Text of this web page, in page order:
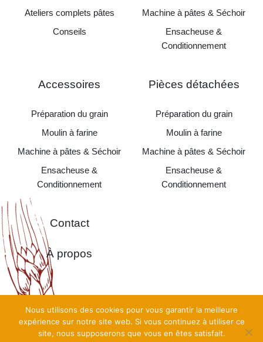
Ateliers complets pâtes
Conseils
Machine à pâtes & Séchoir
Ensacheuse &
Conditionnement
Accessoires
Préparation du grain
Moulin à farine
Machine à pâtes & Séchoir
Ensacheuse &
Conditionnement
Pièces détachées
Préparation du grain
Moulin à farine
Machine à pâtes & Séchoir
Ensacheuse &
Conditionnement
Contact
À propos
Copyright©Moulins Alma Pro 2026 •CréationTooEasy•
Mentions Légales• Politique de confidentialité•CGV•Plan
du Site
Nous utilisons des cookies pour vous garantir la meilleure
expérience sur notre site web. Si vous continuez à utiliser ce
site, nous supposerons que vous en êtes satisfait.